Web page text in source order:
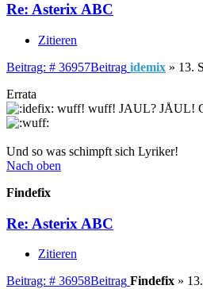
Re: Asterix ABC
Zitieren
Beitrag: # 36957Beitrag idemix » 13.
Errata
wuff! wuff! JAUL? JÅUL!
Und so was schimpft sich Lyriker!
Nach oben
Findefix
Re: Asterix ABC
Zitieren
Beitrag: # 36958Beitrag Findefix »